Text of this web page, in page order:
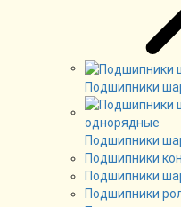
Подшипники
Подшипники
Подшипники
Подшипники
Подшипники